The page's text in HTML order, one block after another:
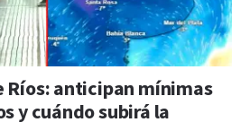
Ríos: anticipan mínimas
y cuándo subirá la